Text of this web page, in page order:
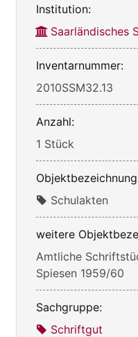
Institution:
Saarländisches
Inventarnummer:
2010SSM32.13
Anzahl:
1 Stück
Schulakten
weitere
Amtliche
Spiesen 1959/60
Sachgruppe:
Schriftgut